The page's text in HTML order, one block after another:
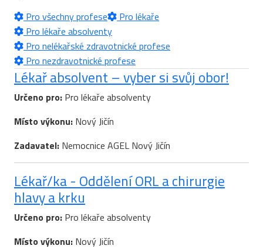
Pro všechny profese
Pro lékaře
Pro lékaře absolventy
Pro nelékařské zdravotnické profese
Pro nezdravotnické profese
Lékař absolvent – vyber si svůj obor!
Určeno pro: Pro lékaře absolventy
Místo výkonu: Nový Jičín
Zadavatel: Nemocnice AGEL Nový Jičín
Lékař/ka - Oddělení ORL a chirurgie
hlavy a krku
Určeno pro: Pro lékaře absolventy
Místo výkonu: Nový Jičín